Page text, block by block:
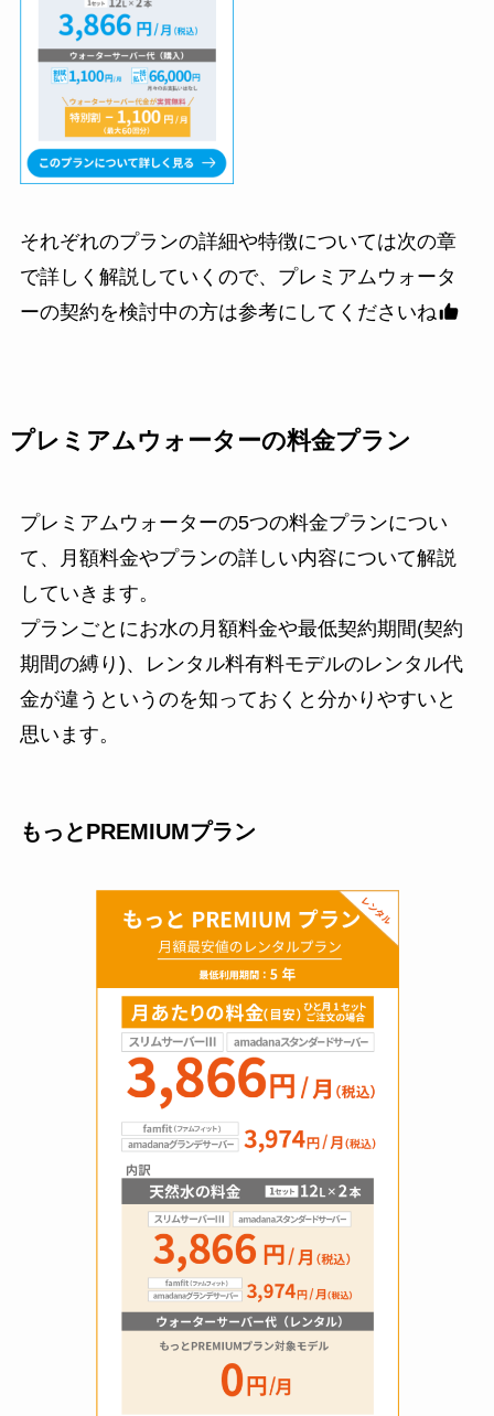
それぞれのプランの詳細や特徴については次の章
で詳しく解説していくので、プレミアムウォータ
ーの契約を検討中の方は参考にしてくださいね
プレミアムウォーターの料金プラン
プレミアムウォーターの5つの料金プランについ
て、月額料金やプランの詳しい内容について解説
していきます。
プランごとにお水の月額料金や最低契約期間(契約
期間の縛り)、レンタル料有料モデルのレンタル代
金が違うというのを知っておくと分かりやすいと
思います。
もっとPREMIUMプラン